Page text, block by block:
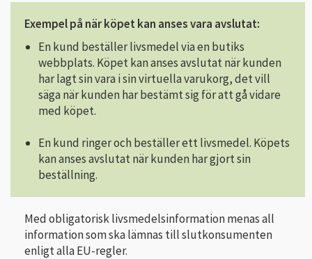
Exempel på när köpet kan anses vara avslutat:
En kund beställer livsmedel via en butiks
webbplats. Köpet kan anses avslutat när kunden
har lagt sin vara i sin virtuella varukorg, det vill
säga när kunden har bestämt sig för att gå vidare
med köpet.
En kund ringer och beställer ett livsmedel. Köpets
kan anses avslutat när kunden har gjort sin
beställning.
Med obligatorisk livsmedelsinformation menas all
information som ska lämnas till slutkonsumenten
enligt alla EU-regler.